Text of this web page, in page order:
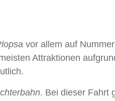
vor allem auf
Attraktionen
. Bei dieser Fahrt